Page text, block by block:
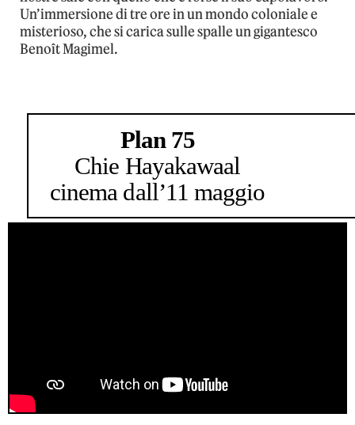
Un’immersione di tre ore in un mondo coloniale e
misterioso, che si carica sulle spalle un gigantesco
Benoît Magimel.
Plan 75
Chie Hayakawaal
cinema dall’11 maggio